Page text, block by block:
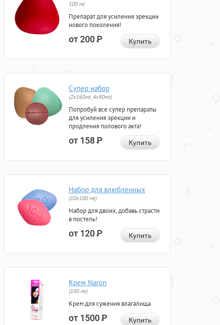
100 мг
Препарат для усиления эрекции
нового поколения!
от 200Р Купить
Супер набор
(2х160мг, 4х80мг)
Попробуй все супер препараты
для усиления эрекции и
продления полового акта!
от 158Р Купить
Набор для влюбленных
(10х100 мг)
Набор для двоих, добавь страсти
в постель!
от 120Р Купить
Крем Naron
(100 мг)
Крем для сужения влагалища
от 1500Р Купить